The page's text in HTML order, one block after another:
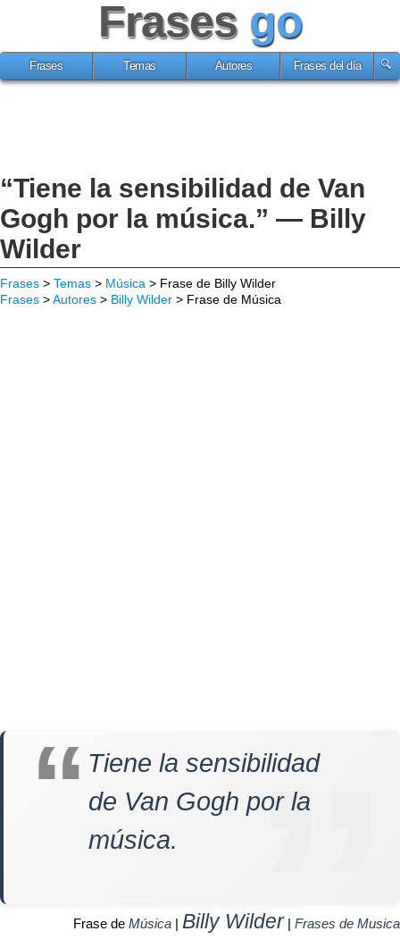
Frases go
Frases Temas Autores Frases del día
“Tiene la sensibilidad de Van
Gogh por la música.” — Billy
Wilder
Frases > Temas > Música > Frase de Billy Wilder
Frases >Autores > Billy Wilder > Frase de Música
Tiene la sensibilidad
de Van Gogh por la
música.
Frase de Música | Billy Wilder| Frases de Musica